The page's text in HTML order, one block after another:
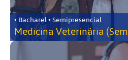
• Bacharel • Semipresencial
Medicina Veterinária